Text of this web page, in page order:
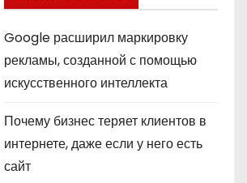
Google расширил маркировку
рекламы, созданной с помощью
искусственного интеллекта
Почему бизнес теряет клиентов в
интернете, даже если у него есть
сайт